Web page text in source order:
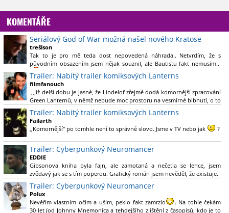
KOMENTÁŘE
Seriálový God of War možná našel nového Kratose
trešlson
Tak to je pro mě teda dost nepovedená náhrada.. Netvrdím, že s
původním obsazením jsem nějak souznil, ale Bautistu fakt nemusim..
Trailer: Nabitý trailer komiksových Lanterns
filmfanouch
,,Již delší dobu je jasné, že Lindelof zřejmě dodá komornější zpracování
Green Lanternů, v němž nebude moc prostoru na vesmírné blbnutí, o to
více se ovšem bude moci nová adaptace odprostit třeba od filmového
Green Lanterna s Ryanem Reynoldsem.´´ Co je na tom
nesrozumitelného?
Trailer: Nabitý trailer komiksových Lanterns
Failarth
,,Komornější" po tomhle není to správné slovo. Jsme v TV nebo jak
?
Nebál bych se říct, že to vypadá skvěle jak po stránce kvantity materiálu,
tak i formou.
Výběr Ulricha Tomsena pro mě velké překvapení a velmi zajímavá volba
bravo.
Chandler je lepší a lepší s každou novou scénou.
Komiksy to mají ted´těžké, paradoxně tomu škodí to všechno kolem
(DC nebo MCU to je buřt) , ale nezasloužilo by si to zářez jen kvůli tomu.
Trailer: Cyberpunkový Neuromancer
EDDIE
Gibsonova kniha byla fajn, ale zamotaná a nečetla se lehce, jsem
zvědavý jak se s tím poperou. Grafický román jsem nevěděl, že existuje.
Trailer: Cyberpunkový Neuromancer
Polux
Nevěřím vlastním očím a uším, peklo fakt zamrzlo
. Na tohle čekám
30 let (od Johnny Mnemonica a tehdejšího zjištění z časopisů, kdo je to